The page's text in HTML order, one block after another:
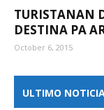
Noticia
TURISTANAN
DESTINA PA
October 6, 2015
ULTIMO